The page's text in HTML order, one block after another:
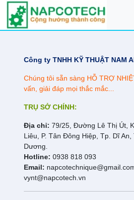
Công ty TNHH KỸ THUẬT NAM
Chúng tôi sẵn sàng HỖ TRỢ
vấn, giải đáp mọi thắc mắc...
TRỤ SỞ CHÍNH:
Địa chỉ: 79/25, Đường Lê Thị Út,
Liêu, P. Tân Đông Hiệp, Tp. Dĩ An,
Dương.
Hotline: 0938 818 093
Email:
vynt@napcotech.vn